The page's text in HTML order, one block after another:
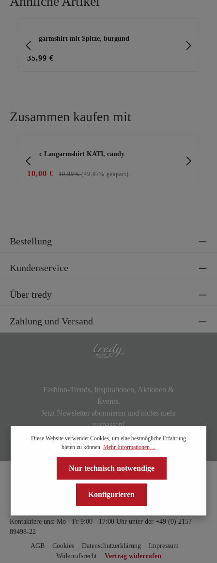
Langarmshirt mit Spitze, burgund
35,99 €
Zusammen kaufen mit
Basic Langarmshirt KATI, candy
10,00 € 19,99 €(49.97% gespart)
Bestellung
Kundenservice
Über tredy
Zahlung und Versand
Fashion-Trends, Inspirationen, Aktionen &
Events.
Jetzt Newsletter abonnieren und nichts mehr
verpassen!
Kontaktiere uns: Mo - Fr 9:00 - 17:00 Uhr unter der +49 (0) 2157 -
89498-22
AGB
Cookies Datenschutzerklärung
Impressum
Widerrufsrecht
Vertrag widerrufen
Diese Website verwendet Cookies, um eine bestmögliche Erfahrung
bieten zu können. Mehr Informationen ...
Nur technisch notwendige
Konfigurieren